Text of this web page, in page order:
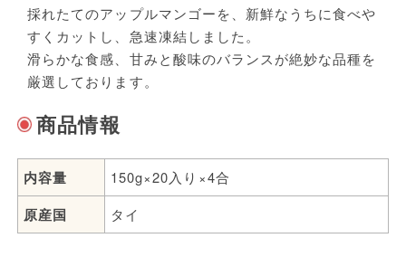
採れたてのアップルマンゴーを、新鮮なうちに食べや
すくカットし、急速凍結しました。
滑らかな食感、甘みと酸味のバランスが絶妙な品種を
厳選しております。
商品情報
内容量 150g×20入り×4合
原産国 タイ
炭水化物 16.9g
食塩相当量 0g
アレルゲン・コンタミ
（開封後はなるべくお早めにお召し上がりくだ
さい。）
パッケージごと電子レンジで加熱しないでくだ
加熱調理の際には火傷に十分注意をしてくださ
い。